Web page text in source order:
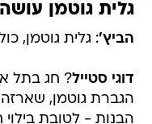
גלית גוטמן
הביץ': גלית גוטמן,
דוגי סטייל? חג בתל
הגברת גוטמן,
הבנות - לטובת בילוי